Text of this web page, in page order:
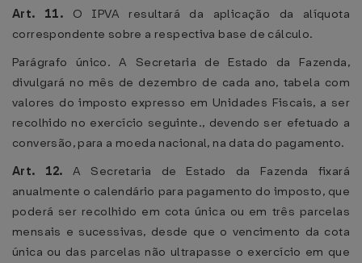
Art. 11. O IPVA resultará da aplicação da alíquota
correspondente sobre a respectiva base de cálculo.
Parágrafo único. A Secretaria de Estado da Fazenda,
divulgará no mês de dezembro de cada ano, tabela com
valores do imposto expresso em Unidades Fiscais, a ser
recolhido no exercício seguinte., devendo ser efetuado a
conversão, para a moeda nacional, na data do pagamento.
Art. 12. A Secretaria de Estado da Fazenda fixará
anualmente o calendário para pagamento do imposto, que
poderá ser recolhido em cota única ou em três parcelas
mensais e sucessivas, desde que o vencimento da cota
única ou das parcelas não ultrapasse o exercício em que